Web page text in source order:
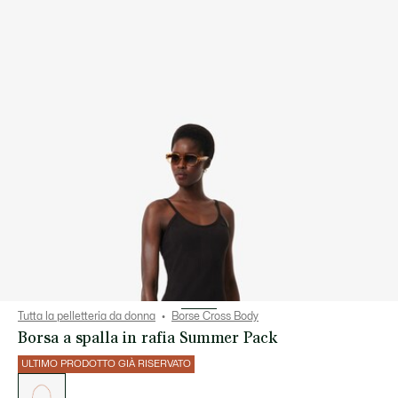
Tutta la pelletteria da donna Borse Cross Body
Borsa a spalla in rafia Summer Pack
ULTIMO PRODOTTO GIÀ RISERVATO
delle
varianti